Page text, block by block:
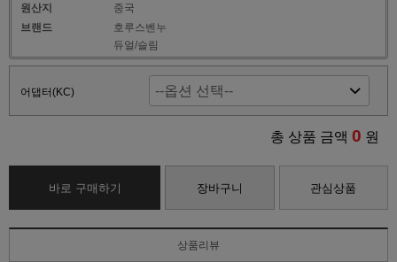
원산지
중국
브랜드
호루스벤누
듀얼/슬림
어댑터(KC)
총 상품 금액 0 원
바로 구매하기 장바구니 관심상품
상품리뷰